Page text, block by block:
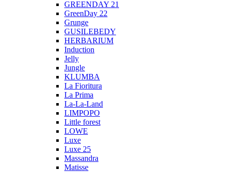
GREENDAY 21
GreenDay 22
Grunge
GUSILEBEDY
HERBARIUM
Induction
Jelly
Jungle
KLUMBA
La Fioritura
La Prima
La-La-Land
LIMPOPO
Little forest
LOWE
Luxe
Luxe 25
Massandra
Matisse